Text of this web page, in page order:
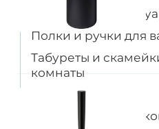
Душевые и
Полки и ручки для
Табуреты и
комнаты
Раковины
Смесители для